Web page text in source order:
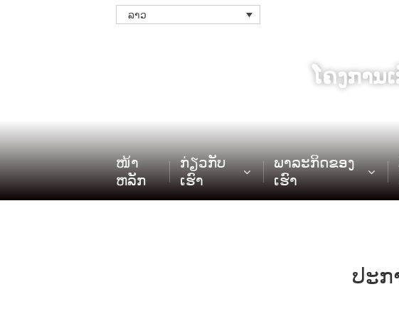
ລາວ
ໂຄງການ
ໜ້າ
ຫລັກ
ກ່ຽວກັບ
ເຮົາ
ພາລະກິດຂອງ
ເຮົາ
ປະ